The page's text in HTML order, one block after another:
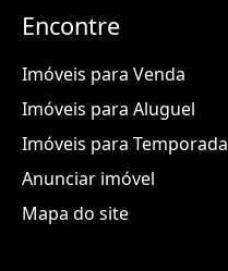
Encontre
Imóveis para Venda
Imóveis para Aluguel
Imóveis para Temporada
Anunciar imóvel
Mapa do site